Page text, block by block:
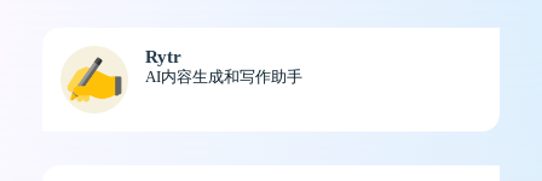
Rytr
AI内容生成和写作助手